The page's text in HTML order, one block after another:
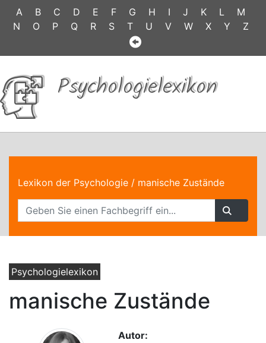
A B C D E F G H I J K L
M
N
O P Q R S T U V W X Y Z
Psychologielexikon
Lexikon der Psychologie / manische Zustände
Psychologielexikon
manische Zustände
Autor: